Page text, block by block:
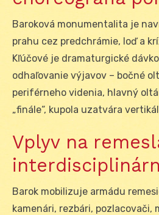
Baroková monumentalita je
prahu cez predchrámie, loď a
Kľúčové je dramaturgické
odhaľovanie výjavov – bočné
periférneho videnia, hlavný
„finále“, kupola uzatvára
Vplyv na
Barok mobilizuje armádu
kamenári, rezbári, pozlacovači,